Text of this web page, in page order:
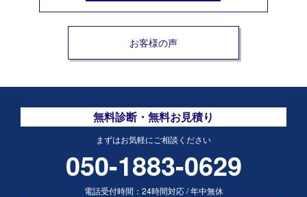
お客様の声
無料診断・無料お見積り
まずはお気軽にご相談ください
050-1883-0629
電話受付時間： 24時間対応/年中無休